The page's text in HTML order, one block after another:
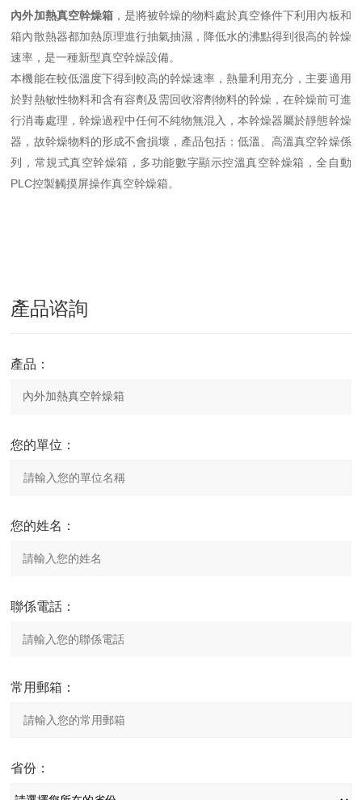
內外加熱真空幹燥箱，是將被幹燥的物料處於真空條件下利用內板和
箱內散熱器都加熱原理進行抽氣抽濕，降低水的沸點得到很高的幹燥
速率，是一種新型真空幹燥設備。
本機能在較低溫度下得到較高的幹燥速率，熱量利用充分，主要適用
於對熱敏性物料和含有容劑及需回收溶劑物料的幹燥，在幹燥前可進
行消毒處理，幹燥過程中任何不純物無混入，本幹燥器屬於靜態幹燥
器，故幹燥物料的形成不會損壞，產品包括：低溫、高溫真空幹燥係
列，常規式真空幹燥箱，多功能數字顯示控溫真空幹燥箱，全自動
PLC控製觸摸屏操作真空幹燥箱。
產品谘詢
產品：
您的單位：
您的姓名：
聯係電話：
常用郵箱：
省份：